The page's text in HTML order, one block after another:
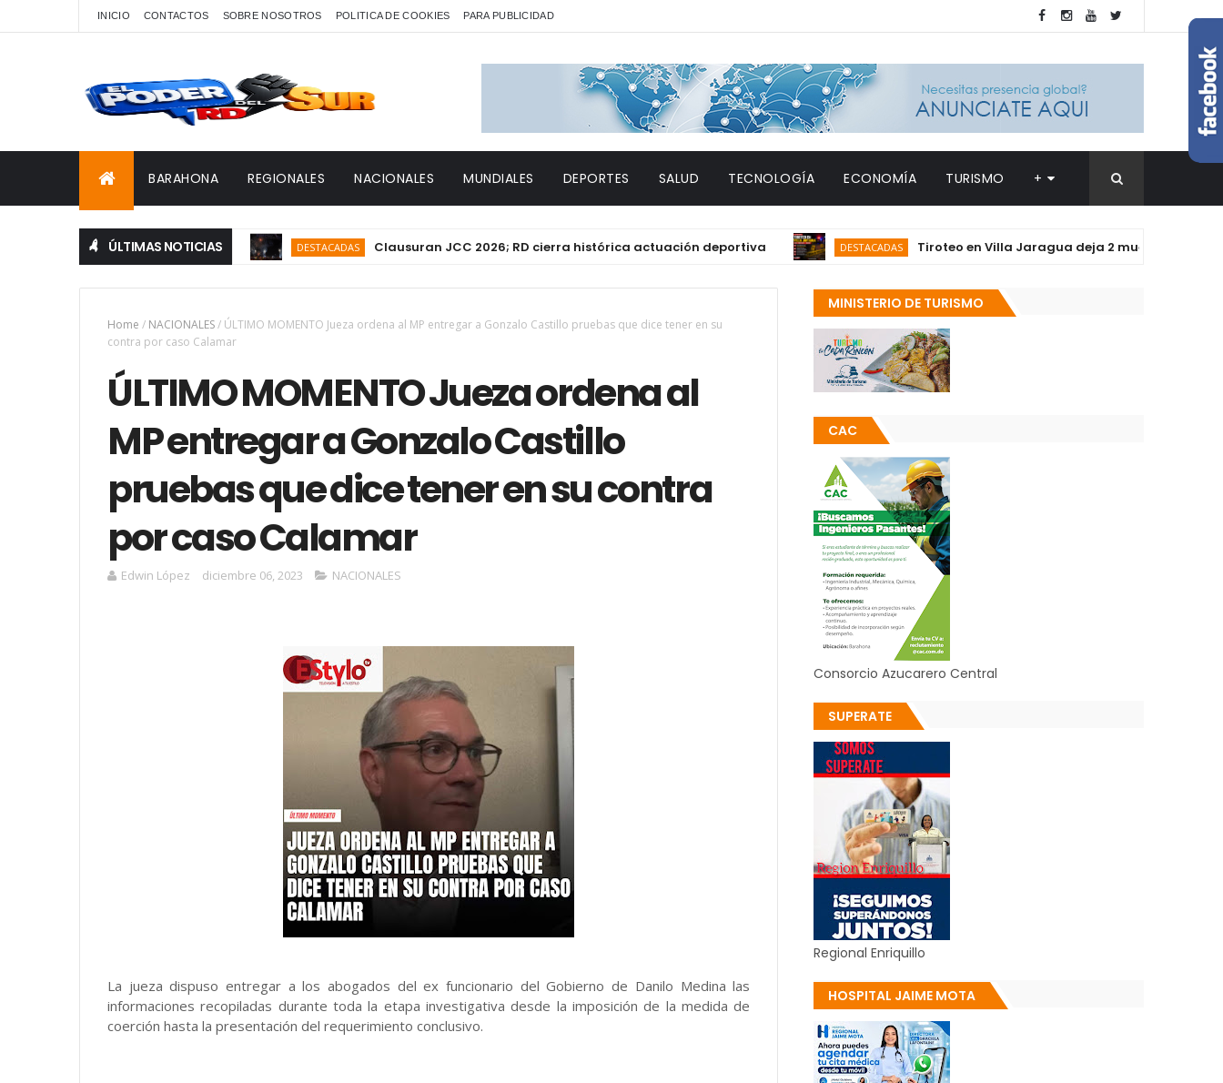
INICIO CONTACTOS SOBRE NOSOTROS POLITICA DE COOKIES PARA PUBLICIDAD
BARAHONA REGIONALES NACIONALES MUNDIALES DEPORTES SALUD TECNOLOGÍA ECONOMÍA TURISMO +
ÚLTIMAS NOTICIAS DESTACADAS Clausuran JCC 2026; RD cierra histórica actuación deportiva DESTACADAS Tiroteo en Villa Jaragua deja 2 muertos y 2 heridos
Home / NACIONALES/ ÚLTIMO MOMENTO Jueza ordena al MP entregar a Gonzalo Castillo pruebas que dice tener en su
contra por caso Calamar
ÚLTIMO MOMENTO Jueza ordena al
MP entregar a Gonzalo Castillo
pruebas que dice tener en su contra
por caso Calamar
Edwin López diciembre 06, 2023 NACIONALES
La jueza dispuso entregar a los abogados del ex funcionario del Gobierno de Danilo Medina las
informaciones recopiladas durante toda la etapa investigativa desde la imposición de la medida de
coerción hasta la presentación del requerimiento conclusivo.
MINISTERIO DE TURISMO
CAC
Consorcio Azucarero Central
SUPERATE
Regional Enriquillo
HOSPITAL JAIME MOTA